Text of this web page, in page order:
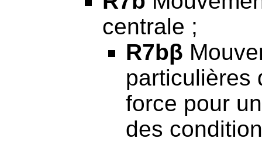
centrale ;
R7bβ
particulières
force pour
des